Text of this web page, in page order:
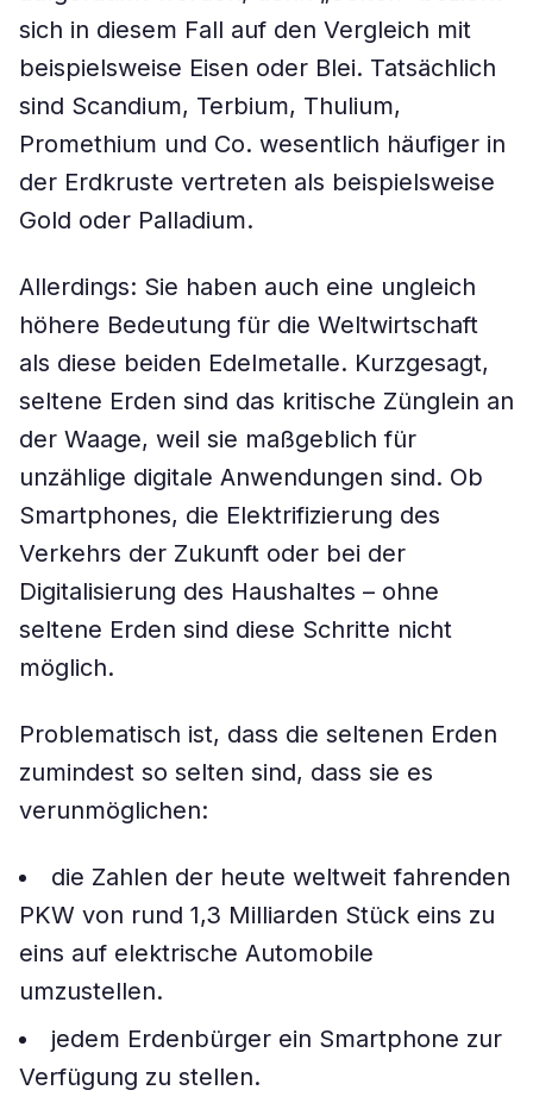
sich in diesem Fall auf den Vergleich mit
beispielsweise Eisen oder Blei. Tatsächlich
sind Scandium, Terbium, Thulium,
Promethium und Co. wesentlich häufiger in
der Erdkruste vertreten als beispielsweise
Gold oder Palladium.
Allerdings: Sie haben auch eine ungleich
höhere Bedeutung für die Weltwirtschaft
als diese beiden Edelmetalle. Kurzgesagt,
seltene Erden sind das kritische Zünglein an
der Waage, weil sie maßgeblich für
unzählige digitale Anwendungen sind. Ob
Smartphones, die Elektrifizierung des
Verkehrs der Zukunft oder bei der
Digitalisierung des Haushaltes – ohne
seltene Erden sind diese Schritte nicht
möglich.
Problematisch ist, dass die seltenen Erden
zumindest so selten sind, dass sie es
verunmöglichen:
die Zahlen der heute weltweit fahrenden
PKW von rund 1,3 Milliarden Stück eins zu
eins auf elektrische Automobile
umzustellen.
jedem Erdenbürger ein Smartphone zur
Verfügung zu stellen.